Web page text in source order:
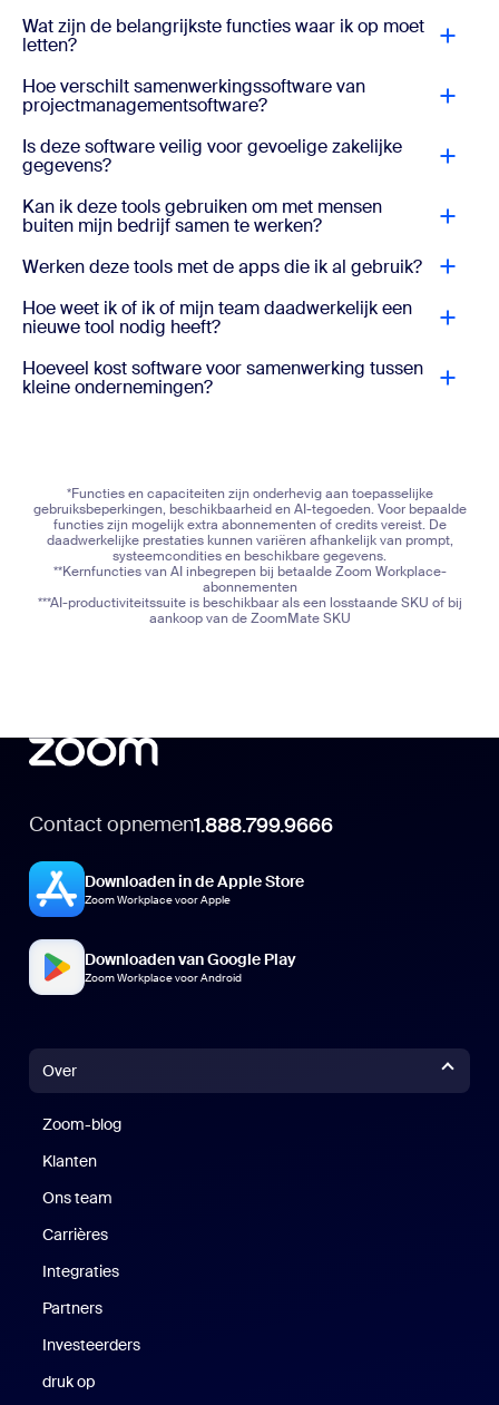
Wat zijn de belangrijkste functies waar ik op moet
letten?
Hoe verschilt samenwerkingssoftware van
projectmanagementsoftware?
Is deze software veilig voor gevoelige zakelijke
gegevens?
Kan ik deze tools gebruiken om met mensen
buiten mijn bedrijf samen te werken?
Werken deze tools met de apps die ik al gebruik?
Hoe weet ik of ik of mijn team daadwerkelijk een
nieuwe tool nodig heeft?
Hoeveel kost software voor samenwerking tussen
kleine ondernemingen?
*Functies en capaciteiten zijn onderhevig aan toepasselijke
gebruiksbeperkingen, beschikbaarheid en AI-tegoeden. Voor bepaalde
functies zijn mogelijk extra abonnementen of credits vereist. De
daadwerkelijke prestaties kunnen variëren afhankelijk van prompt,
systeemcondities en beschikbare gegevens.
**Kernfuncties van AI inbegrepen bij betaalde Zoom Workplace-
abonnementen
***AI-productiviteitssuite is beschikbaar als een losstaande SKU of bij
aankoop van de ZoomMate SKU
Contact opnemen1.888.799.9666
Downloaden in de Apple Store
Zoom Workplace voor Apple
Downloaden van Google Play
Zoom Workplace voor Android
Over
Zoom-blog
Klanten
Ons team
Carrières
Integraties
Partners
Investeerders
druk op